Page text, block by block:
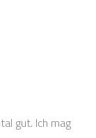
gut. Ich mag